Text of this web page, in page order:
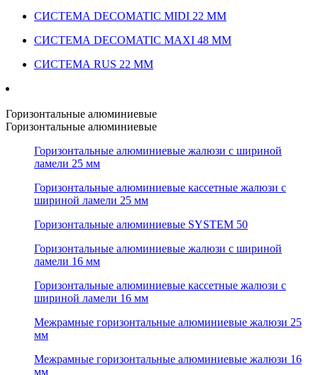
СИСТЕМА DECOMATIC MIDI 22 ММ
СИСТЕМА DECOMATIC MAXI 48 ММ
СИСТЕМА RUS 22 ММ
Горизонтальные алюминиевые
Горизонтальные алюминиевые
Горизонтальные алюминиевые жалюзи с шириной
ламели 25 мм
Горизонтальные алюминиевые кассетные жалюзи с
шириной ламели 25 мм
Горизонтальные алюминиевые SYSTEM 50
Горизонтальные алюминиевые жалюзи с шириной
ламели 16 мм
Горизонтальные алюминиевые кассетные жалюзи с
шириной ламели 16 мм
Межрамные горизонтальные алюминиевые жалюзи 25
мм
Межрамные горизонтальные алюминиевые жалюзи 16
мм